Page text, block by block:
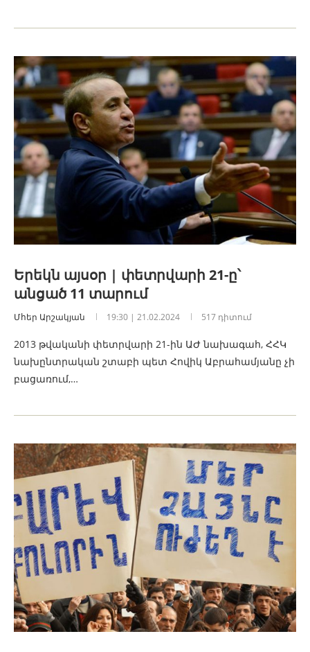
Երեկն այսօր | փետրվարի 21-ը՝
անցած 11 տարում
Մհեր Արշակյան 19:30 | 21.02.2024 517 դիտում
2013 թվականի փետրվարի 21-ին ԱԺ նախագահ, ՀՀԿ
նախընտրական շտաբի պետ Հովիկ Աբրահամյանը չի
բացառում,…